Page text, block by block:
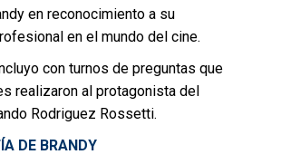
en reconocimiento a su
en el mundo del cine.
con turnos de preguntas que
realizaron al protagonista del
Rodriguez Rossetti.
DE BRANDY